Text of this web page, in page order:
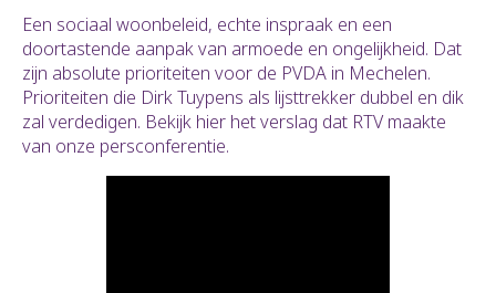
Een sociaal woonbeleid, echte inspraak en een
doortastende aanpak van armoede en ongelijkheid. Dat
zijn absolute prioriteiten voor de PVDA in Mechelen.
Prioriteiten die Dirk Tuypens als lijsttrekker dubbel en dik
zal verdedigen. Bekijk hier het verslag dat RTV maakte
van onze persconferentie.